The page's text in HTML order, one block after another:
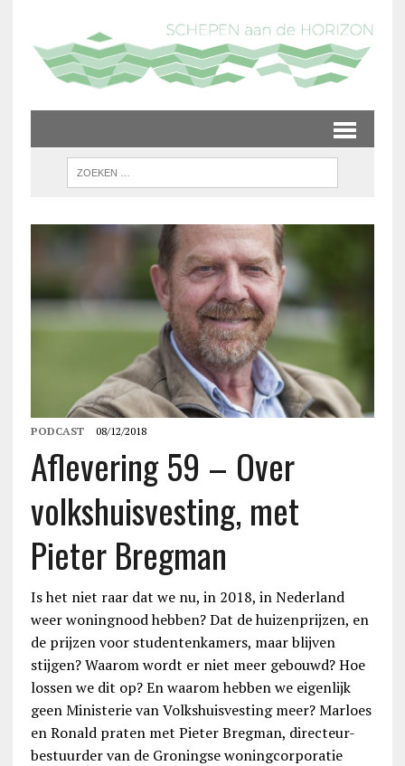
PODCAST 08/12/2018
Aflevering 59 – Over
volkshuisvesting, met
Pieter Bregman
Is het niet raar dat we nu, in 2018, in Nederland
weer woningnood hebben? Dat de huizenprijzen, en
de prijzen voor studentenkamers, maar blijven
stijgen? Waarom wordt er niet meer gebouwd? Hoe
lossen we dit op? En waarom hebben we eigenlijk
geen Ministerie van Volkshuisvesting meer? Marloes
en Ronald praten met Pieter Bregman, directeur-
bestuurder van de Groningse woningcorporatie